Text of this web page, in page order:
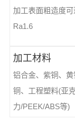
加工表面粗造度可
Ra1.6
加工材料
铝合金、紫铜、
铜、工程塑料(亚
力/PEEK/ABS等)